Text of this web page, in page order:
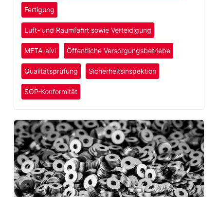
Fertigung
Luft- und Raumfahrt sowie Verteidigung
META-aivi Öffentliche Versorgungsbetriebe
Qualitätsprüfung Sicherheitsinspektion
SOP-Konformität